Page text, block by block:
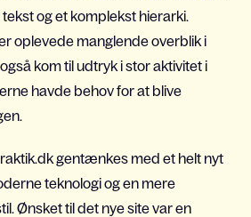
og et komplekst hierarki.
oplevede manglende overblik i
kom til udtryk i stor aktivitet i
havde behov for at blive
gentænkes med et helt nyt
teknologi og en mere
Ønsket til det nye site var en